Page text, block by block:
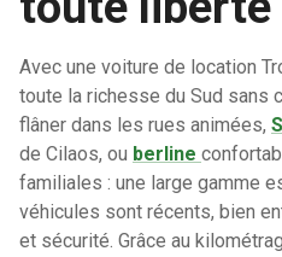
Avec une voiture de location
toute la richesse du Sud sans
flâner dans les rues animées,
de Cilaos, ou berline
familiales : une large gamme
véhicules sont récents, bien
et sécurité. Grâce au